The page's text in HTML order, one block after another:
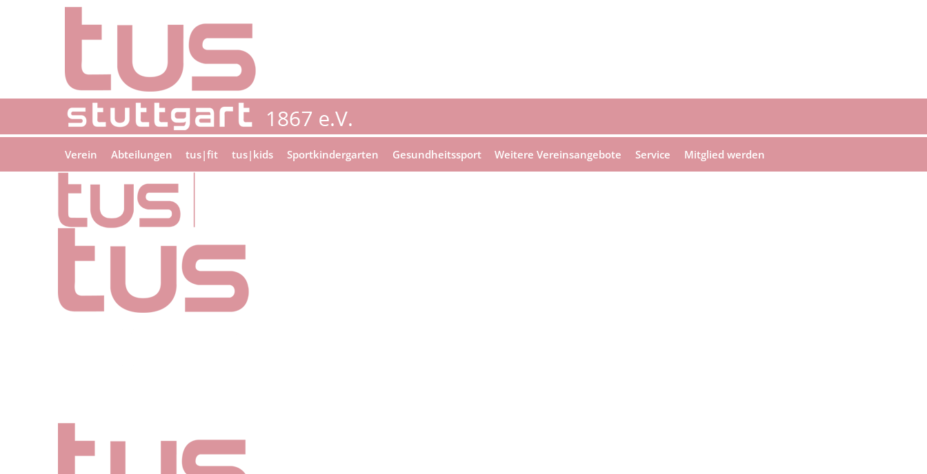
Verein Abteilungen tus|fit tus|kids Sportkindergarten Gesundheitssport Weitere Vereinsangebote Service Mitglied werden